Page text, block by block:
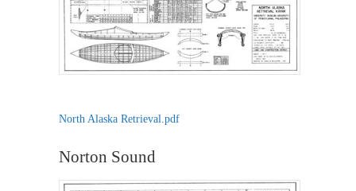
North Alaska Retrieval.pdf
Norton Sound